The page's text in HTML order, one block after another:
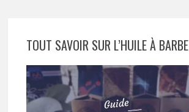
TOUT SAVOIR SUR L’HUILE À BARBE